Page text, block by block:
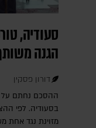
סעודיה,
הגנה
דורון פסקין
ההסכם נחתם על
בסעודיה. לפי
מזוינת נגד אחת